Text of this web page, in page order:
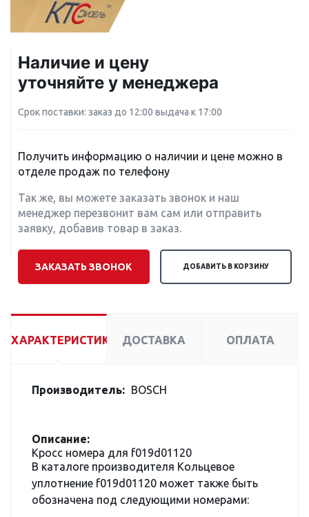
Наличие и цену
уточняйте у менеджера
Срок поставки: заказ до 12:00 выдача к 17:00
Получить информацию о наличии и цене можно в
отделе продаж по телефону
Так же, вы можете заказать звонок и наш
менеджер перезвонит вам сам или отправить
заявку, добавив товар в заказ.
ЗАКАЗАТЬ ЗВОНОК ДОБАВИТЬ В КОРЗИНУ
ХАРАКТЕРИСТИКИ ДОСТАВКА ОПЛАТА
Производитель: BOSCH
Описание:
Кросс номера для f019d01120
В каталоге производителя Кольцевое
уплотнение f019d01120 может также быть
обозначена под следующими номерами: